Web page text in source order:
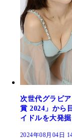
次世代グラビ
賞 2024」から
イドルを大発掘
2024年08月04日